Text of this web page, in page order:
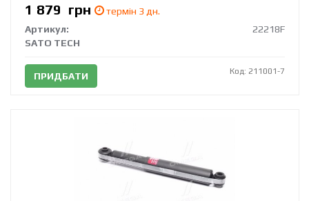
1 879 грн
термін 3 дн.
Артикул:
22218F
SATO TECH
ПРИДБАТИ Код: 211001-7